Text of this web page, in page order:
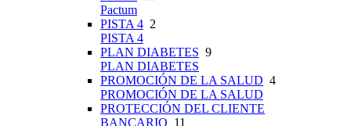
Pactum
PISTA 4 2
PISTA 4
PLAN DIABETES 9
PLAN DIABETES
PROMOCIÓN DE LA SALUD 4
PROMOCIÓN DE LA SALUD
PROTECCIÓN DEL CLIENTE
BANCARIO 11